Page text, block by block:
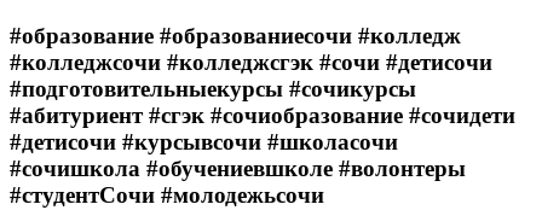
#образование #образованиесочи #колледж
#колледжсочи #колледжсгэк #сочи #детисочи
#подготовительныекурсы #сочикурсы
#абитуриент #сгэк #сочиобразование #сочидети
#детисочи #курсывсочи #школасочи
#сочишкола #обучениевшколе #волонтеры
#студентСочи #молодежьсочи